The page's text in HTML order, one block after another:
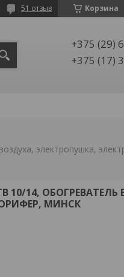
Корзина
51 отзыв
+375 (29)
+375 (17)
электропушка,
10/14, ОБОГРЕВАТЕЛЬ
МИНСК